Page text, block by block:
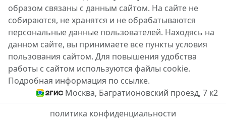
образом связаны с данным сайтом. На сайте не
собираются, не хранятся и не обрабатываются
персональные данные пользователей. Находясь на
данном сайте, вы принимаете все пункты условия
пользования сайтом. Для повышения удобства
работы с сайтом используются файлы cookie.
Подробная информация по ссылке.
Москва, Багратионовский проезд, 7 к2
политика конфиденциальности